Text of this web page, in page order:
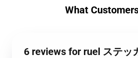
What
6 reviews for ruel ステッ